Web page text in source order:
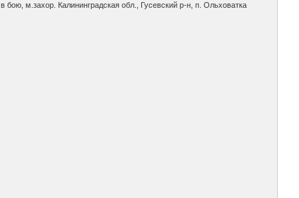
м.захор. Калининградская обл., Гусевский р-н, п. Ольховатка